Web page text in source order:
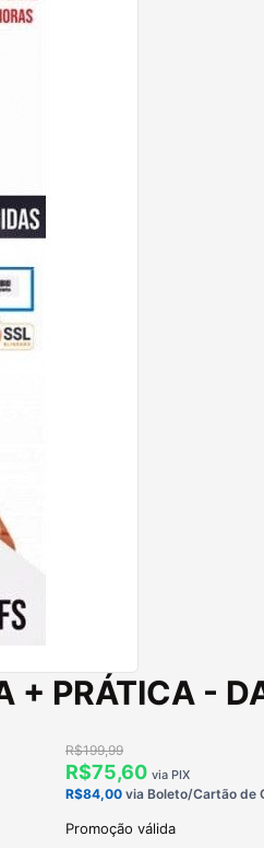
+ PRÁTICA -
R$199,99
R$75,60 via PIX
R$84,00 via Boleto/Cartão de
Promoção válida